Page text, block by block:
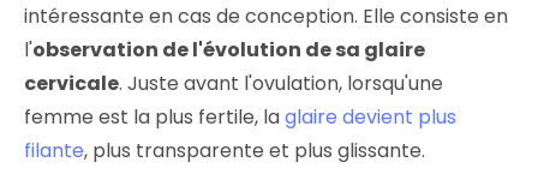
intéressante en cas de conception. Elle consiste en
l'observation de l'évolution de sa glaire
cervicale. Juste avant l'ovulation, lorsqu'une
femme est la plus fertile, laglaire devient plus
filante, plus transparente et plus glissante.